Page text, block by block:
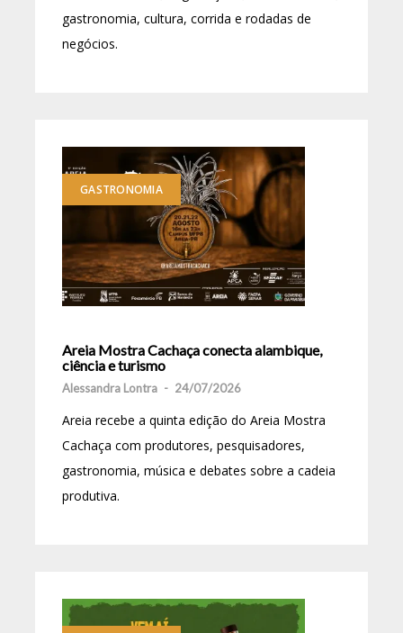
gastronomia, cultura, corrida e rodadas de
negócios.
GASTRONOMIA
Areia Mostra Cachaça conecta alambique,
ciência e turismo
Alessandra Lontra - 24/07/2026
Areia recebe a quinta edição do Areia Mostra
Cachaça com produtores, pesquisadores,
gastronomia, música e debates sobre a cadeia
produtiva.